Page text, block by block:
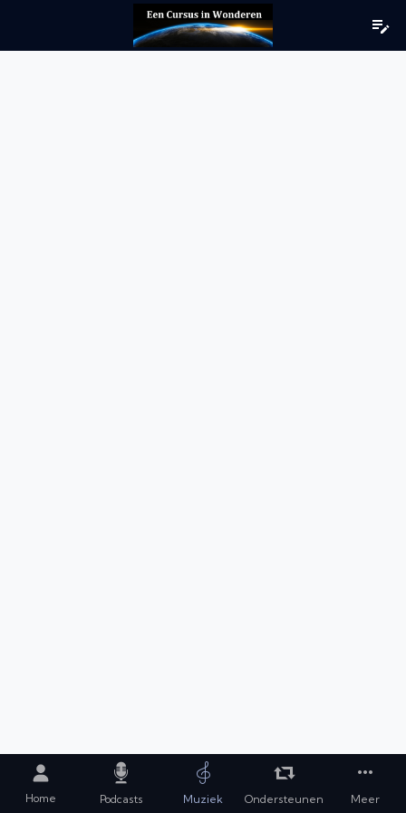
Home Podcasts Muziek Ondersteunen Meer